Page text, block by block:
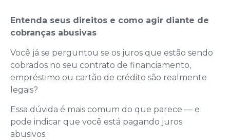
Entenda seus direitos e como agir diante de
cobranças abusivas
Você já se perguntou se os juros que estão sendo
cobrados no seu contrato de financiamento,
empréstimo ou cartão de crédito são realmente
legais?
Essa dúvida é mais comum do que parece — e
pode indicar que você está pagando juros
abusivos.